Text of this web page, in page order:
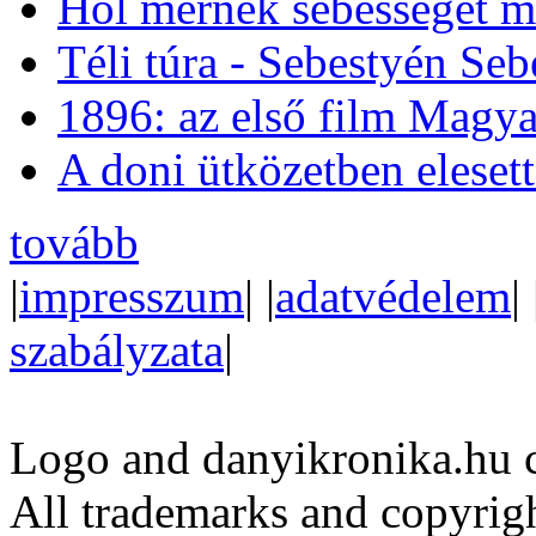
Téli túra - Sebestyén
1896: az első film
A doni ütközetben
tovább
|impresszum| |adatvédelem|
szabályzata|
Logo and
All trademarks and